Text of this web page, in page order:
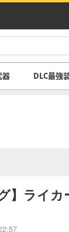
器 DLC最強
】ライ